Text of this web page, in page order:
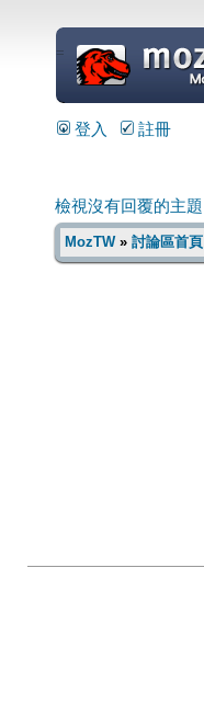
=
登入 註冊
檢視沒有回覆的主題
MozTW» 討論區首頁